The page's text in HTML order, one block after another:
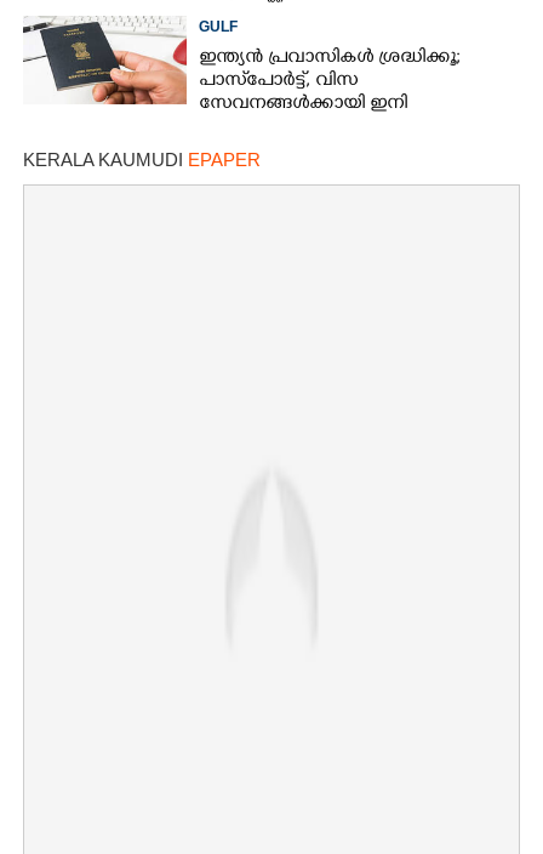
പിന്തിരിയാൻ കാരണം
GULF
ഇന്ത്യൻ പ്രവാസികൾ ശ്രദ്ധിക്കൂ;
പാസ്‌പോർട്ട്, വിസ
സേവനങ്ങൾക്കായി ഇനി
KERALA KAUMUDI EPAPER